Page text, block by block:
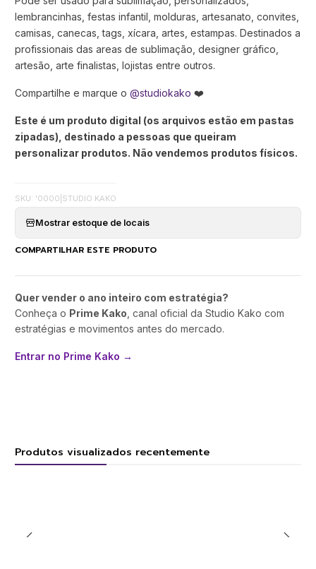
lembrancinhas, festas infantil, molduras, artesanato, convites,
camisas, canecas, tags, xícara, artes, estampas. Destinados a
profissionais das areas de sublimação, designer gráfico,
artesão, arte finalistas, lojistas entre outros.
Compartilhe e marque o @studiokako ❤️
Este é um produto digital (os arquivos estão em pastas
zipadas), destinado a pessoas que queiram
personalizar produtos. Não vendemos produtos físicos.
SKU: '0000 STUDIO KAKO
Mostrar estoque de locais
COMPARTILHAR ESTE PRODUTO
Quer vender o ano inteiro com estratégia?
Conheça o Prime Kako , canal oficial da Studio Kako com
estratégias e movimentos antes do mercado.
Entrar no Prime Kako →
Produtos visualizados recentemente